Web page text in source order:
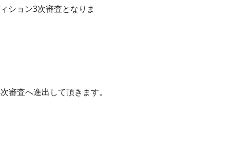
ション3次審査となりま
審査へ進出して頂きます。